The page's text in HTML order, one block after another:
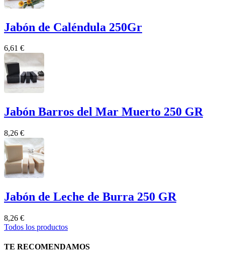
Jabón de Caléndula 250Gr
6,61 €
Jabón Barros del Mar Muerto 250 GR
8,26 €
Jabón de Leche de Burra 250 GR
8,26 €
Todos los productos
TE RECOMENDAMOS